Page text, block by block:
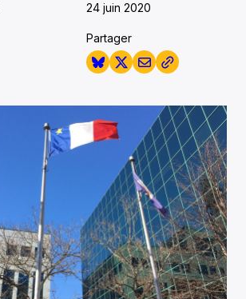
24 juin 2020
Partager